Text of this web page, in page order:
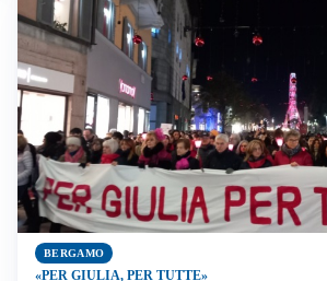
BERGAMO
«PER GIULIA, PER TUTTE»